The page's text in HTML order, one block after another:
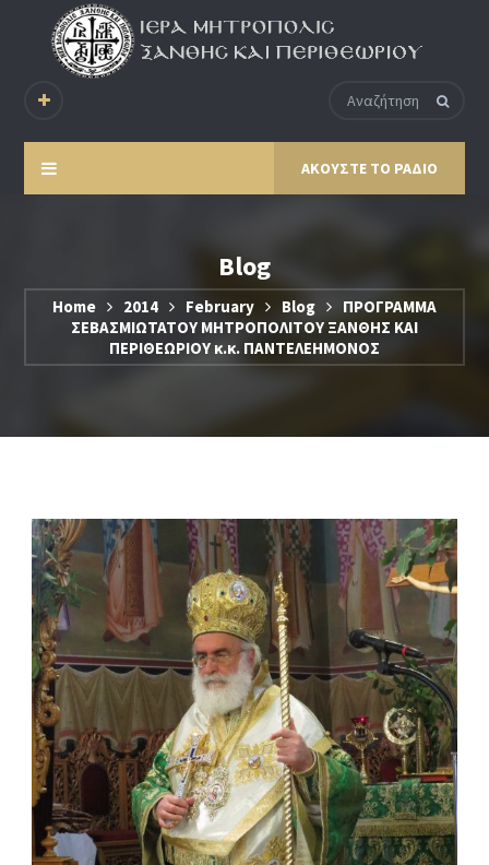
ΑΚΟΥΣΤΕ ΤΟ ΡΑΔΙΟ
Blog
Home 2014 February Blog
ΠΡΟΓΡΑΜΜΑ
ΣΕΒΑΣΜΙΩΤΑΤΟΥ ΜΗΤΡΟΠΟΛΙΤΟΥ ΞΑΝΘΗΣ ΚΑΙ
ΠΕΡΙΘΕΩΡΙΟΥ κ.κ. ΠΑΝΤΕΛΕΗΜΟΝΟΣ